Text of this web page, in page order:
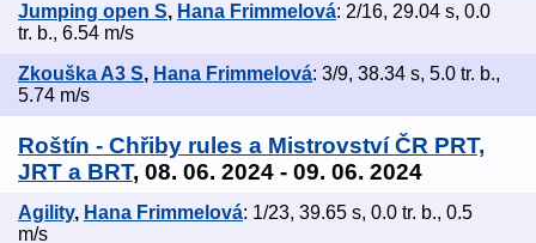
Jumping open S, Hana Frimmelová: 2/16, 29.04 s, 0.0
tr. b., 6.54 m/s
Zkouška A3 S, Hana Frimmelová: 3/9, 38.34 s, 5.0 tr. b.,
5.74 m/s
Roštín - Chřiby rules a Mistrovství ČR PRT,
JRT a BRT, 08. 06. 2024 - 09. 06. 2024
Agility, Hana Frimmelová: 1/23, 39.65 s, 0.0 tr. b., 0.5
m/s